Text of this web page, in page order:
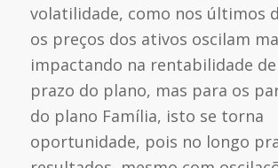
volatilidade, como nos últimos
os preços dos ativos oscilam
impactando na rentabilidade
prazo do plano, mas para os
do plano Família, isto se torna
oportunidade, pois no longo